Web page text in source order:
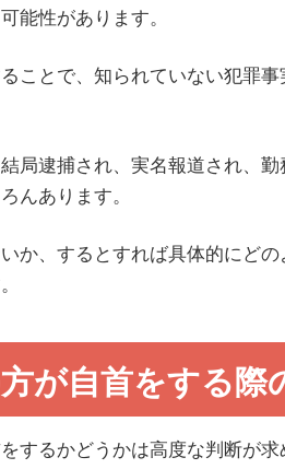
能性があります。
ことで、知られていない犯罪
局逮捕され、実名報道され、
んあります。
か、するとすれば具体的にど
が自首をする際
するかどうかは高度な判断が